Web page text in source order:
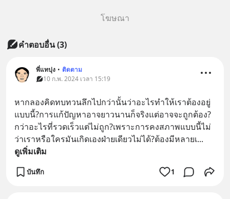
โฆษณา
คำตอบอื่น(3)
พี่แทปุง • ติดตาม
10 ก.พ. 2024 เวลา 15:19
หากลองคิดทบทวนลึกไปกว่านั้นว่าอะไรทำให้เราต้องอยู่
แบบนี้?การแก้ปัญหาอาจยาวนานก็จริงแต่อาจจะถูกต้อง?
กว่าอะไรที่รวดเร็วแต่ไม่ถูก?เพราะการคงสภาพแบบนี้ไม่
ว่าเราหรือใครมันเกิดเองฝ่ายเดียวไม่ได้?ต้องมีหลายเ...
ดูเพิ่มเติม
บันทึก 1